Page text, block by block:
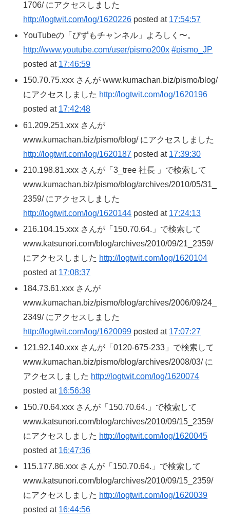
1706/ にアクセスしました
http://logtwit.com/log/1620226 posted at 17:54:57
YouTubeの「ぴずもチャンネル」よろしく〜。
http://www.youtube.com/user/pismo200x #pismo_JP
posted at 17:46:59
150.70.75.xxx さんが www.kumachan.biz/pismo/blog/
にアクセスしました http://logtwit.com/log/1620196
posted at 17:42:48
61.209.251.xxx さんが
www.kumachan.biz/pismo/blog/ にアクセスしました
http://logtwit.com/log/1620187 posted at 17:39:30
210.198.81.xxx さんが「3_tree 社長 」で検索して
www.kumachan.biz/pismo/blog/archives/2010/05/31_
2359/ にアクセスしました
http://logtwit.com/log/1620144 posted at 17:24:13
216.104.15.xxx さんが「150.70.64.」で検索して
www.katsunori.com/blog/archives/2010/09/21_2359/
にアクセスしました http://logtwit.com/log/1620104
posted at 17:08:37
184.73.61.xxx さんが
www.kumachan.biz/pismo/blog/archives/2006/09/24_
2349/ にアクセスしました
http://logtwit.com/log/1620099 posted at 17:07:27
121.92.140.xxx さんが「0120-675-233」で検索して
www.kumachan.biz/pismo/blog/archives/2008/03/ に
アクセスしました http://logtwit.com/log/1620074
posted at 16:56:38
150.70.64.xxx さんが「150.70.64.」で検索して
www.katsunori.com/blog/archives/2010/09/15_2359/
にアクセスしました http://logtwit.com/log/1620045
posted at 16:47:36
115.177.86.xxx さんが「150.70.64.」で検索して
www.katsunori.com/blog/archives/2010/09/15_2359/
にアクセスしました http://logtwit.com/log/1620039
posted at 16:44:56